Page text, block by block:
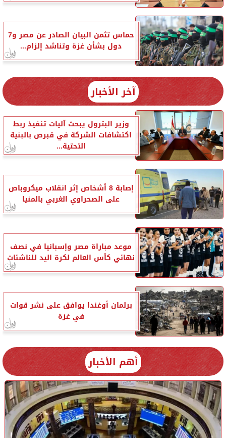
حماس تثمن البيان الصادر عن مصر و7
دول بشأن غزة وتناشد إلزام...
آخر الأخبار
وزير البترول يبحث آليات تنفيذ ربط
اكتشافات الشركة في قبرص بالبنية
التحتية...
إصابة 8 أشخاص إثر انقلاب ميكروباص
على الصحراوي الغربي بالمنيا
موعد مباراة مصر وإسبانيا في نصف
نهائي كأس العالم لكرة اليد للناشئات
برلمان أوغندا يوافق على نشر قوات
في غزة
أهم الأخبار